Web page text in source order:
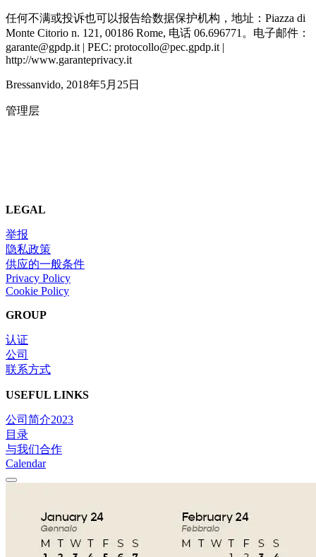
任何不满或投诉也可以报告给数据保护机构，地址：Piazza di
Monte Citorio n. 121, 00186 Rome, 电话 06.696771。电子邮件：
garante@gpdp.it | PEC: protocollo@pec.gpdp.it |
http://www.garanteprivacy.it
Bressanvido, 2018年5月25日
管理层
LEGAL
举报
隐私政策
供应的一般条件
Privacy Policy
Cookie Policy
GROUP
认证
公司
联系方式
USEFUL LINKS
公司简介2023
目录
与我们合作
Calendar